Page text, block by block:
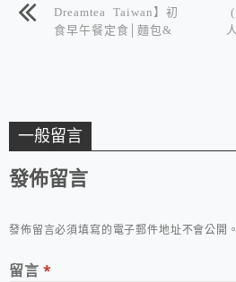
Dreamtea Taiwan】初
食早午餐定食│麵包&
一般留言
發佈留言
發佈留言必須填寫的電子郵件地址不會公開。
留言 *